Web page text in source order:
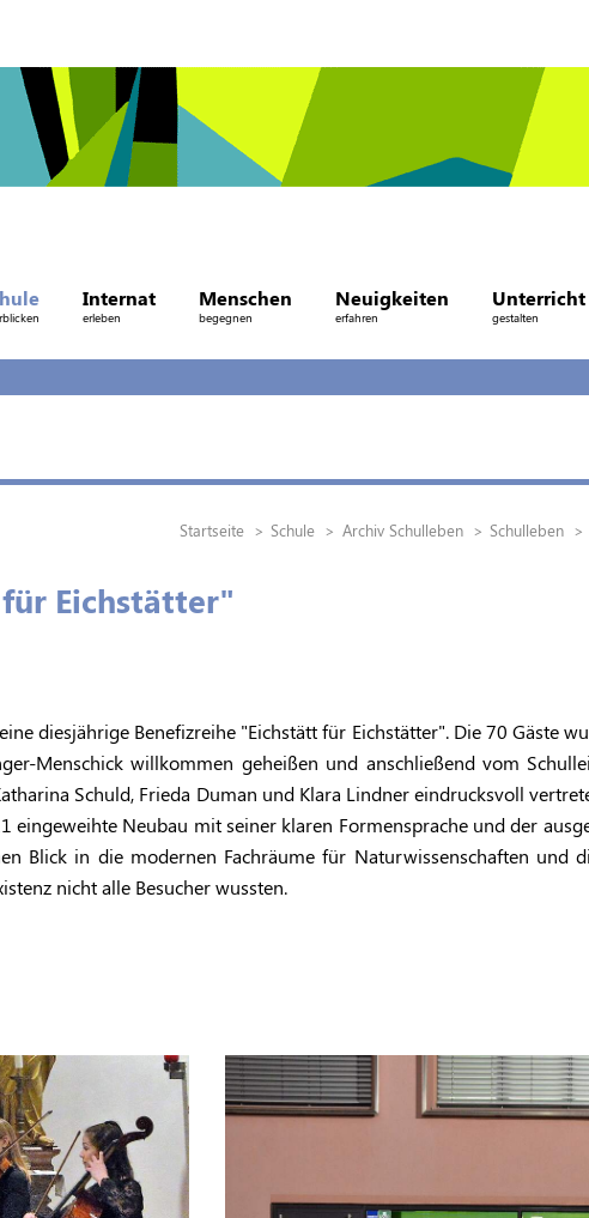
Internat
erleben
Menschen
begegnen
Neuigkeiten
erfahren
Unterricht
gestalten
Startseite Schule Archiv Schulleben Schulleben
Eichstätter"
diesjährige Benefizreihe "Eichstätt für Eichstätter". Die 70 Gäste
Menschick willkommen geheißen und anschließend vom
Schuld, Frieda Duman und Klara Lindner eindrucksvoll
eingeweihte Neubau mit seiner klaren Formensprache und der
Blick in die modernen Fachräume für Naturwissenschaften und
nicht alle Besucher wussten.